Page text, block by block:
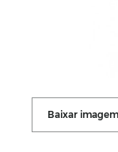
Baixar imagem